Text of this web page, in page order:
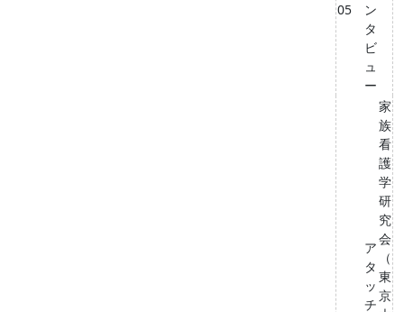
05
ン
タ
ビ
ュ
ー
ア
タ
ッ
チ
家
族
看
護
学
研
究
会
（
東
京